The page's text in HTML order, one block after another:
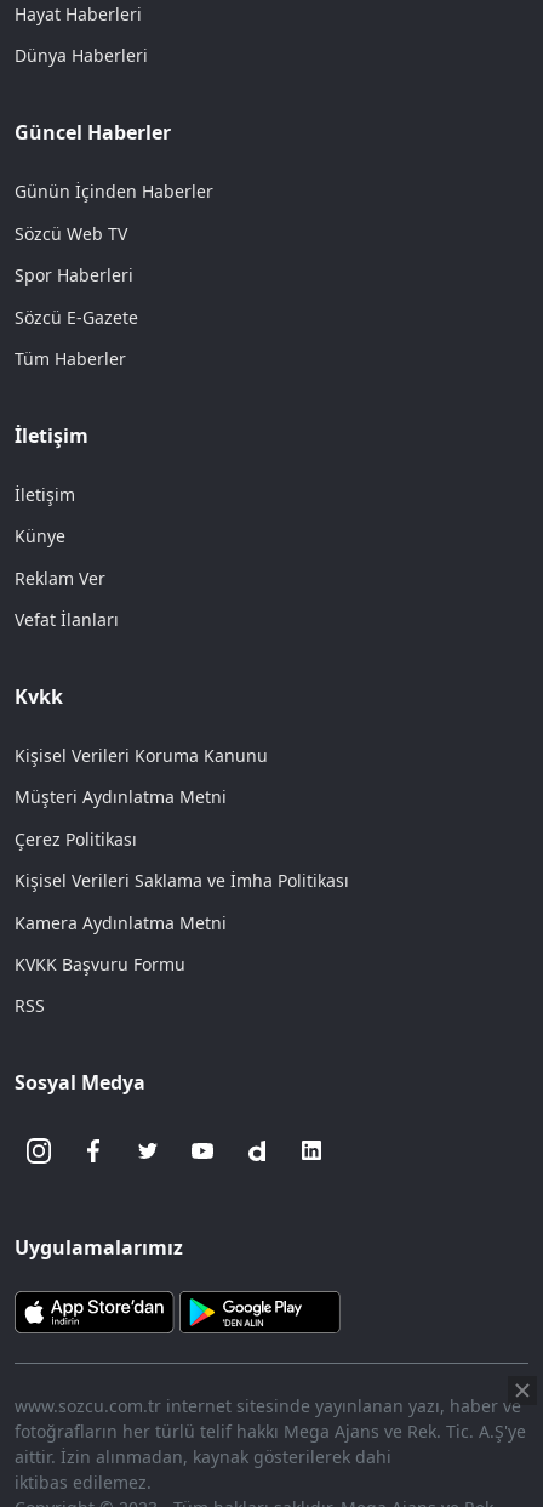
Hayat Haberleri
Dünya Haberleri
Güncel Haberler
Günün İçinden Haberler
Sözcü Web TV
Spor Haberleri
Sözcü E-Gazete
Tüm Haberler
İletişim
İletişim
Künye
Reklam Ver
Vefat İlanları
Kvkk
Kişisel Verileri Koruma Kanunu
Müşteri Aydınlatma Metni
Çerez Politikası
Kişisel Verileri Saklama ve İmha Politikası
Kamera Aydınlatma Metni
KVKK Başvuru Formu
RSS
Sosyal Medya
Uygulamalarımız
www.sozcu.com.tr internet sitesinde yayınlanan yazı, haber ve
fotoğrafların her türlü telif hakkı Mega Ajans ve Rek. Tic. A.Ş'ye
aittir. İzin alınmadan, kaynak gösterilerek dahi
iktibas edilemez.